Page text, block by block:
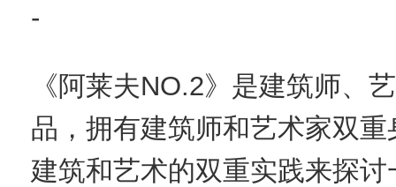
-
《阿莱夫NO.2》是建筑师、
品，拥有建筑师和艺术家双
建筑和艺术的双重实践来探